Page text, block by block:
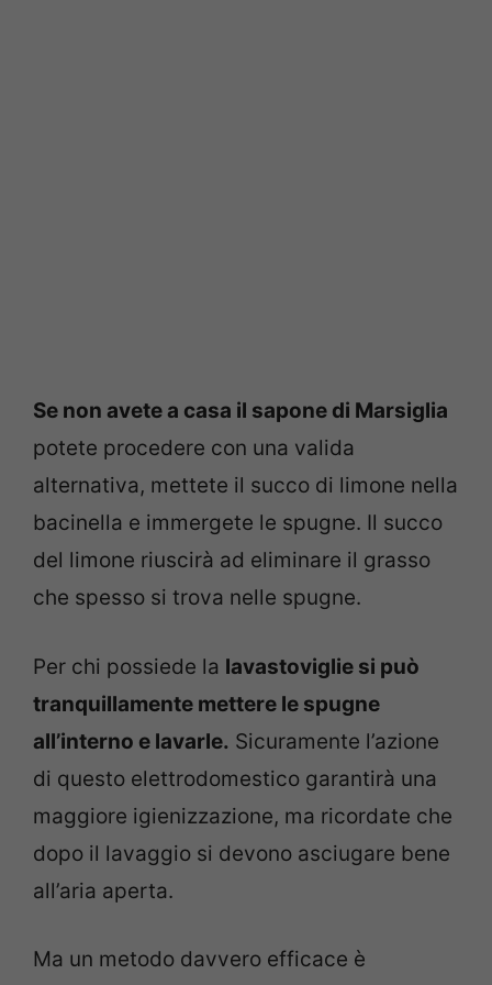
Se non avete a casa il sapone di Marsiglia
potete procedere con una valida
alternativa, mettete il succo di limone nella
bacinella e immergete le spugne. Il succo
del limone riuscirà ad eliminare il grasso
che spesso si trova nelle spugne.
Per chi possiede la lavastoviglie si può
tranquillamente mettere le spugne
all’interno e lavarle. Sicuramente l’azione
di questo elettrodomestico garantirà una
maggiore igienizzazione, ma ricordate che
dopo il lavaggio si devono asciugare bene
all’aria aperta.
Ma un metodo davvero efficace è